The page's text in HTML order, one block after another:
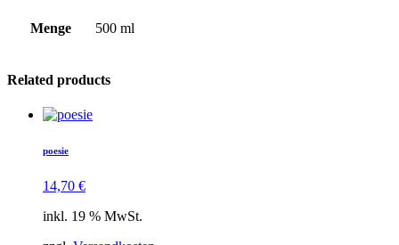
Menge 500 ml
Related products
poesie
14,70 €
inkl. 19 % MwSt.